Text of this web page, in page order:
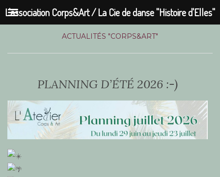
ACTUALITÉS "CORPS&ART"
PLANNING D’ÉTÉ 2026 :-)
L'association Corps&Art / La Cie de danse "Histoire d'Elles"